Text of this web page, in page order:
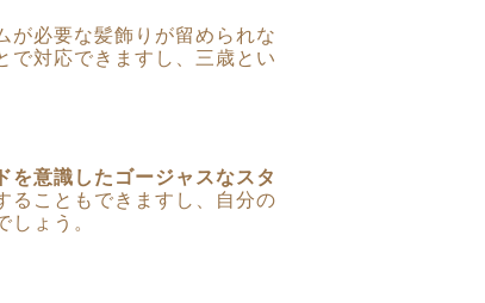
が必要な髪飾りが留められな
で対応できますし、三歳とい
を意識したゴージャスなスタ
ることもできますし、自分の
ょう。